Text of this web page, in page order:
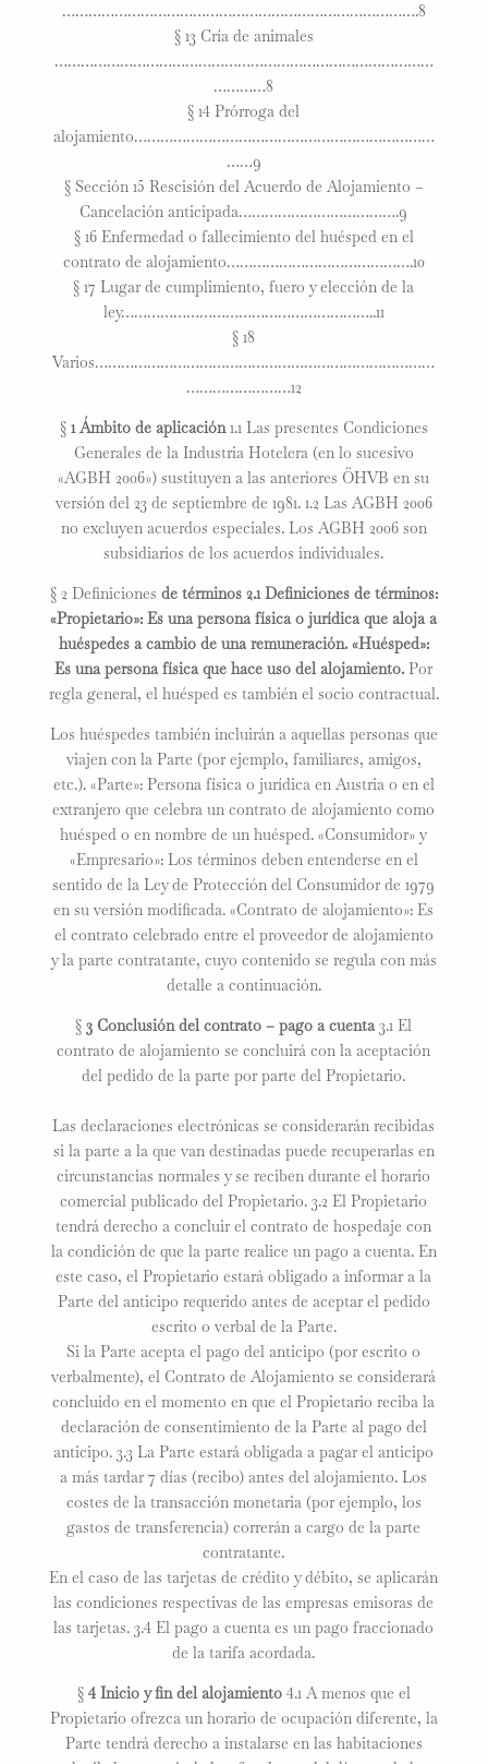
……………………………………………………………………….8
§ 13 Cría de animales
……………………………………………………………………………
…………8
§ 14 Prórroga del
alojamiento……………………………………………………………
……9
§ Sección 15 Rescisión del Acuerdo de Alojamiento –
Cancelación anticipada……………………………….9
§ 16 Enfermedad o fallecimiento del huésped en el
contrato de alojamiento…………………………………….10
§ 17 Lugar de cumplimiento, fuero y elección de la
ley…………………………………………………..11
§ 18
Varios……………………………………………………………………
……………………12
§ 1 Ámbito de aplicación1.1 Las presentes Condiciones
Generales de la Industria Hotelera (en lo sucesivo
«AGBH 2006») sustituyen a las anteriores ÖHVB en su
versión del 23 de septiembre de 1981. 1.2 Las AGBH 2006
no excluyen acuerdos especiales. Los AGBH 2006 son
subsidiarios de los acuerdos individuales.
§ 2 Definiciones de términos2.1 Definiciones de términos:
«Propietario»: Es una persona física o jurídica que aloja a
huéspedes a cambio de una remuneración. «Huésped»:
Es una persona física que hace uso del alojamiento. Por
regla general, el huésped es también el socio contractual.
Los huéspedes también incluirán a aquellas personas que
viajen con la Parte (por ejemplo, familiares, amigos,
etc.). «Parte»: Persona física o jurídica en Austria o en el
extranjero que celebra un contrato de alojamiento como
huésped o en nombre de un huésped. «Consumidor» y
«Empresario»: Los términos deben entenderse en el
sentido de la Ley de Protección del Consumidor de 1979
en su versión modificada. «Contrato de alojamiento»: Es
el contrato celebrado entre el proveedor de alojamiento
y la parte contratante, cuyo contenido se regula con más
detalle a continuación.
§3 Conclusión del contrato – pago a cuenta3.1 El
contrato de alojamiento se concluirá con la aceptación
del pedido de la parte por parte del Propietario.
Las declaraciones electrónicas se considerarán recibidas
si la parte a la que van destinadas puede recuperarlas en
circunstancias normales y se reciben durante el horario
comercial publicado del Propietario. 3.2 El Propietario
tendrá derecho a concluir el contrato de hospedaje con
la condición de que la parte realice un pago a cuenta. En
este caso, el Propietario estará obligado a informar a la
Parte del anticipo requerido antes de aceptar el pedido
escrito o verbal de la Parte.
Si la Parte acepta el pago del anticipo (por escrito o
verbalmente), el Contrato de Alojamiento se considerará
concluido en el momento en que el Propietario reciba la
declaración de consentimiento de la Parte al pago del
anticipo. 3.3 La Parte estará obligada a pagar el anticipo
a más tardar 7 días (recibo) antes del alojamiento. Los
costes de la transacción monetaria (por ejemplo, los
gastos de transferencia) correrán a cargo de la parte
contratante.
En el caso de las tarjetas de crédito y débito, se aplicarán
las condiciones respectivas de las empresas emisoras de
las tarjetas. 3.4 El pago a cuenta es un pago fraccionado
de la tarifa acordada.
§ 4 Inicio y fin del alojamiento4.1 A menos que el
Propietario ofrezca un horario de ocupación diferente, la
Parte tendrá derecho a instalarse en las habitaciones